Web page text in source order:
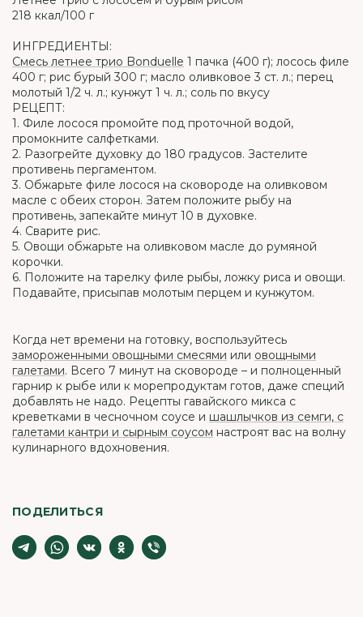
218 ккал/100 г
ИНГРЕДИЕНТЫ:
Смесь летнее трио Bonduelle 1 пачка (400 г); лосось филе
400 г; рис бурый 300 г; масло оливковое 3 ст. л.; перец
молотый 1/2 ч. л.; кунжут 1 ч. л.; соль по вкусу
РЕЦЕПТ:
1. Филе лосося промойте под проточной водой,
промокните салфетками.
2. Разогрейте духовку до 180 градусов. Застелите
противень пергаментом.
3. Обжарьте филе лосося на сковороде на оливковом
масле с обеих сторон. Затем положите рыбу на
противень, запекайте минут 10 в духовке.
4. Сварите рис.
5. Овощи обжарьте на оливковом масле до румяной
корочки.
6. Положите на тарелку филе рыбы, ложку риса и овощи.
Подавайте, присыпав молотым перцем и кунжутом.
Когда нет времени на готовку, воспользуйтесь
замороженными овощными смесями или овощными
галетами. Всего 7 минут на сковороде – и полноценный
гарнир к рыбе или к морепродуктам готов, даже специй
добавлять не надо. Рецепты гавайского микса с
креветками в чесночном соусе и шашлычков из семги, с
галетами кантри и сырным соусом настроят вас на волну
кулинарного вдохновения.
ПОДЕЛИТЬСЯ